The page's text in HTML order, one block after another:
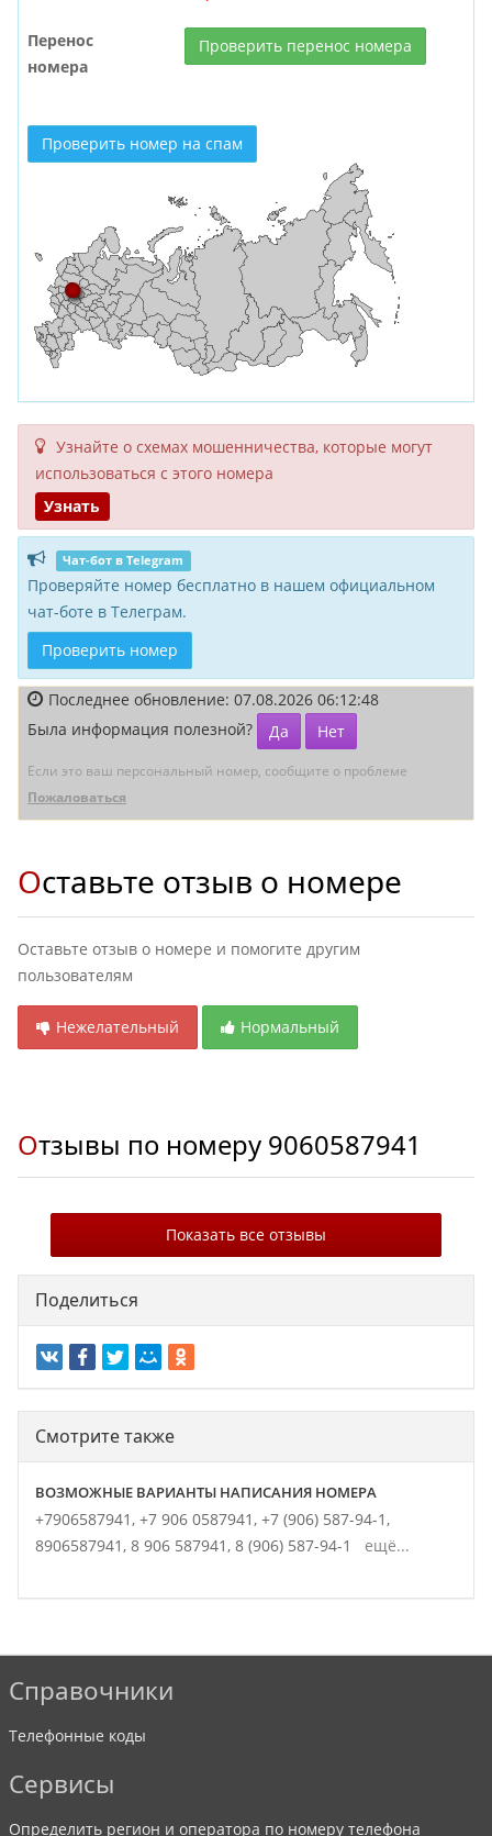
Перенос
номера
Проверить перенос номера
Проверить номер на спам
Узнайте о схемах мошенни­чества, кото­рые могут
исполь­зоваться с этого номера
Узнать
Чат-бот в Telegram
Проверяйте номер бесплатно в нашем официальном
чат-боте в Телеграм.
Проверить номер
Последнее обновление: 07.08.2026 06:12:48
Была информация полезной?
Да Нет
Если это ваш персональный номер, сообщите о проблеме
Пожаловаться
Оставьте отзыв о номере
Оставьте отзыв о номере и помогите другим
пользователям
Нежелательный Нормальный
Отзывы по номеру 9060587941
Показать все отзывы
Поделиться
Смотрите также
ВОЗМОЖНЫЕ ВАРИАНТЫ НАПИСАНИЯ НОМЕРА
+7906587941, +7 906 0587941, +7 (906) 587-94-1,
8906587941, 8 906 587941, 8 (906) 587-94-1 ещё...
Справочники
Телефонные коды
Сервисы
Определить регион и оператора по номеру телефона